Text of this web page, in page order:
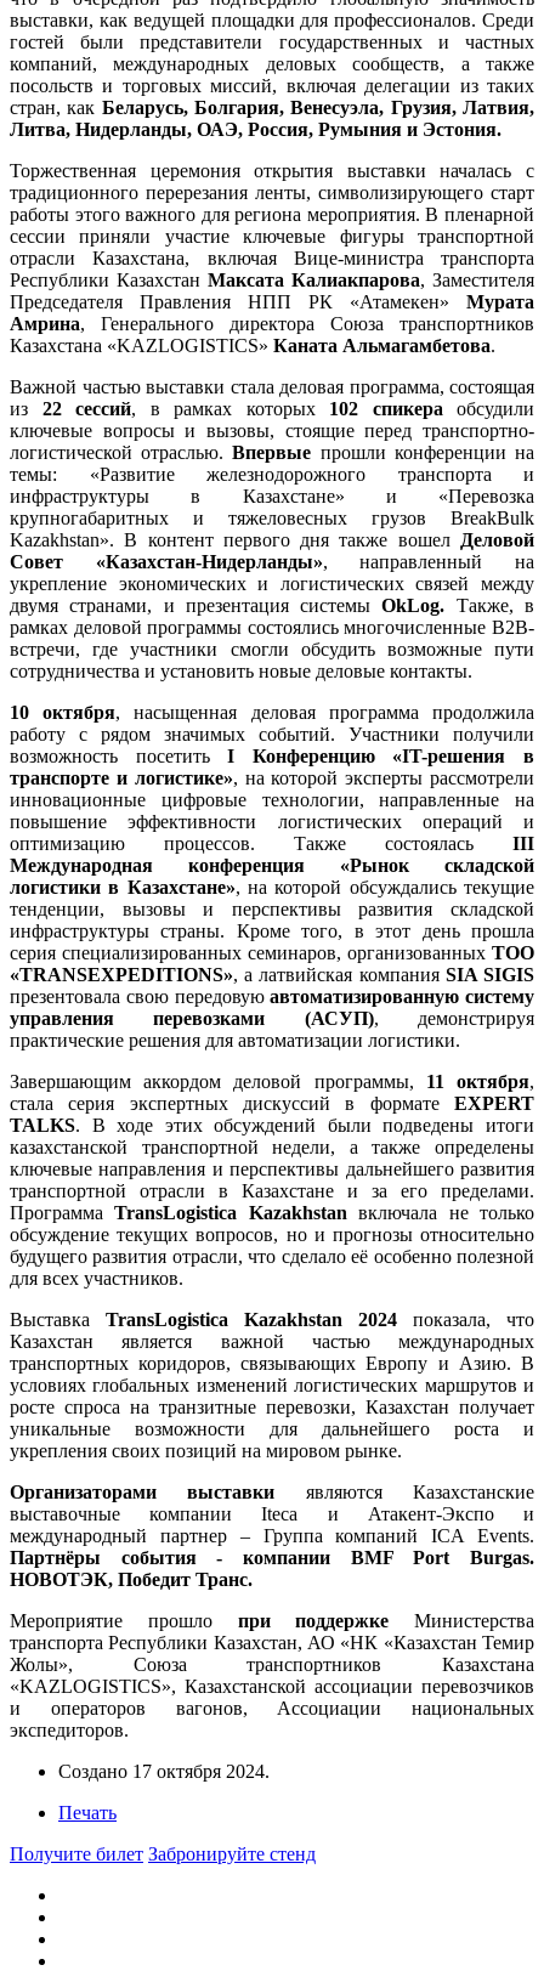
выставки, как ведущей площадки для профессионалов. Среди
гостей были представители государственных и частных
компаний, международных деловых сообществ, а также
посольств и торговых миссий, включая делегации из таких
стран, как Беларусь, Болгария, Венесуэла, Грузия, Латвия,
Литва, Нидерланды, ОАЭ, Россия, Румыния и Эстония.
Торжественная церемония открытия выставки началась с
традиционного перерезания ленты, символизирующего старт
работы этого важного для региона мероприятия. В пленарной
сессии приняли участие ключевые фигуры транспортной
отрасли Казахстана, включая Вице-министра транспорта
Республики Казахстан Максата Калиакпарова, Заместителя
Председателя Правления НПП РК «Атамекен» Мурата
Амрина, Генерального директора Союза транспортников
Казахстана «KAZLOGISTICS» Каната Альмагамбетова.
Важной частью выставки стала деловая программа, состоящая
из 22 сессий, в рамках которых 102 спикера обсудили
ключевые вопросы и вызовы, стоящие перед транспортно-
логистической отраслью.Впервые прошли конференции на
темы: «Развитие железнодорожного транспорта и
инфраструктуры в Казахстане» и «Перевозка
крупногабаритных и тяжеловесных грузов BreakBulk
Kazakhstan». В контент первого дня также вошел Деловой
Совет «Казахстан-Нидерланды», направленный на
укрепление экономических и логистических связей между
двумя странами, и презентация системыOkLog. Также, в
рамках деловой программы состоялись многочисленные B2B-
встречи, где участники смогли обсудить возможные пути
сотрудничества и установить новые деловые контакты.
10 октября, насыщенная деловая программа продолжила
работу с рядом значимых событий. Участники получили
возможность посетитьI Конференцию «IT-решения в
транспорте и логистике», на которой эксперты рассмотрели
инновационные цифровые технологии, направленные на
повышение эффективности логистических операций и
оптимизацию процессов. Также состоялась III
Международная конференция «Рынок складской
логистики в Казахстане», на которой обсуждались текущие
тенденции, вызовы и перспективы развития складской
инфраструктуры страны. Кроме того, в этот день прошла
серия специализированных семинаров, организованных ТОО
«TRANSEXPEDITIONS», а латвийская компания SIA SIGIS
презентовала свою передовуюавтоматизированную систему
управления перевозками (АСУП), демонстрируя
практические решения для автоматизации логистики.
Завершающим аккордом деловой программы, 11 октября,
стала серия экспертных дискуссий в формате EXPERT
TALKS. В ходе этих обсуждений были подведены итоги
казахстанской транспортной недели, а также определены
ключевые направления и перспективы дальнейшего развития
транспортной отрасли в Казахстане и за его пределами.
ПрограммаTransLogistica Kazakhstan включала не только
обсуждение текущих вопросов, но и прогнозы относительно
будущего развития отрасли, что сделало её особенно полезной
для всех участников.
Выставка TransLogistica Kazakhstan 2024 показала, что
Казахстан является важной частью международных
транспортных коридоров, связывающих Европу и Азию. В
условиях глобальных изменений логистических маршрутов и
росте спроса на транзитные перевозки, Казахстан получает
уникальные возможности для дальнейшего роста и
укрепления своих позиций на мировом рынке.
Организаторами выставки являются Казахстанские
выставочные компании Iteca и Атакент-Экспо и
международный партнер – Группа компаний ICA Events.
Партнёры события- компании BMF Port Burgas.
НОВОТЭК, Победит Транс.
Мероприятие прошло при поддержке Министерства
транспорта Республики Казахстан, АО «НК «Казахстан Темир
Жолы», Союза транспортников Казахстана
«KAZLOGISTICS», Казахстанской ассоциации перевозчиков
и операторов вагонов, Ассоциации национальных
экспедиторов.
Создано 17 октября 2024.
Печать
Получите билет Забронируйте стенд